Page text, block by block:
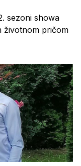
sezoni showa
životnom pričom